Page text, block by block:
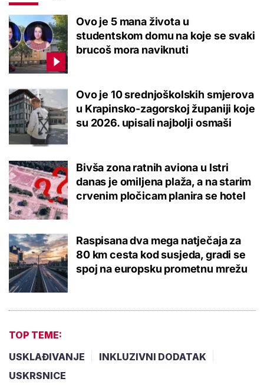
Ovo je 5 mana života u
studentskom domu na koje se svaki
brucoš mora naviknuti
Ovo je 10 srednjoškolskih smjerova
u Krapinsko-zagorskoj županiji koje
su 2026. upisali najbolji osmaši
Bivša zona ratnih aviona u Istri
danas je omiljena plaža, a na starim
crvenim pločicam planira se hotel
Raspisana dva mega natječaja za
80 km cesta kod susjeda, gradi se
spoj na europsku prometnu mrežu
TOP TEME:
USKLAĐIVANJE
INKLUZIVNI DODATAK
USKRSNICE